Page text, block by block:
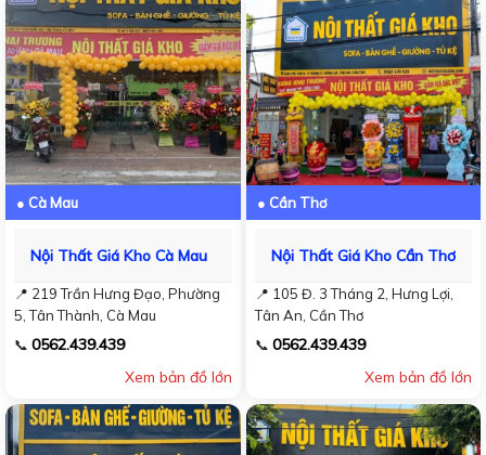
● Cà Mau
Nội Thất Giá Kho Cà Mau
📍 219 Trần Hưng Đạo, Phường
5, Tân Thành, Cà Mau
📞 0562.439.439
Xem bản đồ lớn
● Cần Thơ
Nội Thất Giá Kho Cần Thơ
📍 105 Đ. 3 Tháng 2, Hưng Lợi,
Tân An, Cần Thơ
📞 0562.439.439
Xem bản đồ lớn